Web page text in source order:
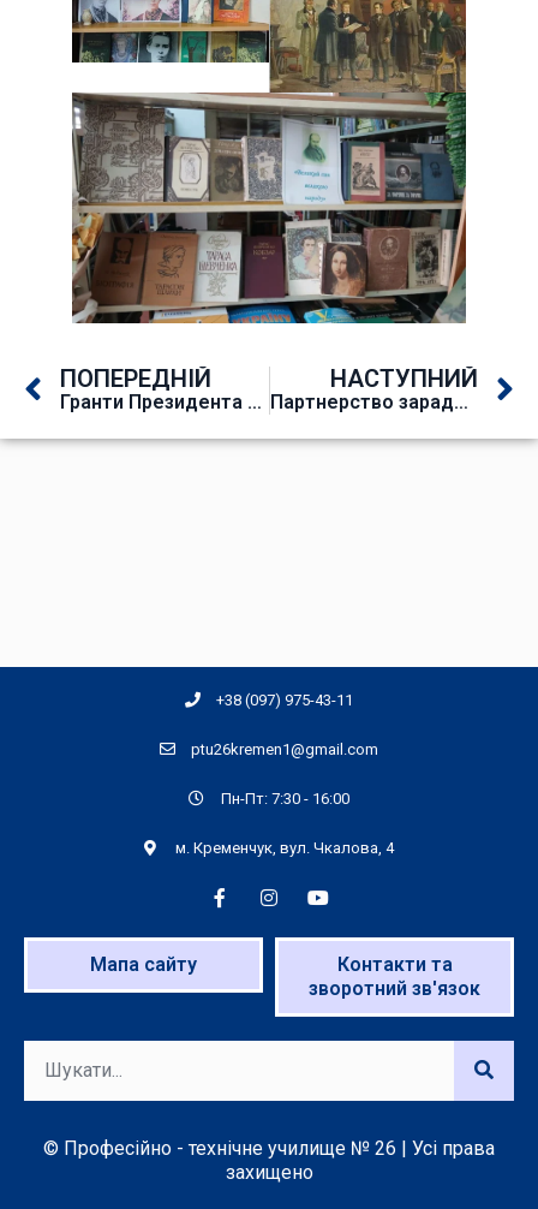
ПОПЕРЕДНІЙ
Гранти Президента України для молоді з малих територіальних громад
НАСТУПНИЙ
Партнерство заради розвитку
+38 (097) 975-43-11
ptu26kremen1@gmail.com
Пн-Пт: 7:30 - 16:00
м. Кременчук, вул. Чкалова, 4
Мапа сайту
Контакти та
зворотний зв'язок
© Професійно - технічне училище № 26 | Усі права
захищено